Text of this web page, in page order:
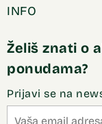
INFO
Želiš znati o
ponudama?
Prijavi se na